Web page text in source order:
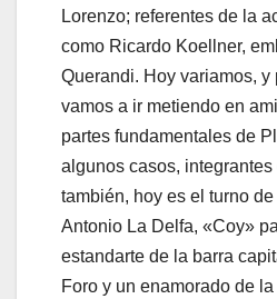
Lorenzo; referentes de la
como Ricardo Koellner,
Querandi. Hoy variamos, y
vamos a ir metiendo en
partes fundamentales de
algunos casos,
también, hoy es el turno
Antonio La Delfa, «Coy»
estandarte de la barra
Foro y un enamorado de